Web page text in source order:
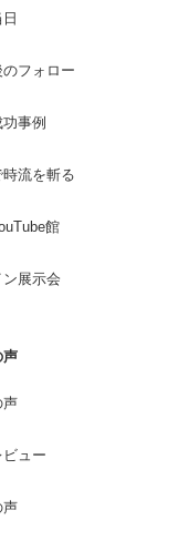
のフォロー
事例
時流を斬る
館
展示会
声
声
ュー
声